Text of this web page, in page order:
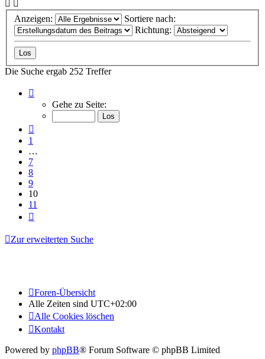
Anzeigen:
Sortiere nach:
Richtung:
Die Suche ergab 252 Treffer
10
von
Gehe zu Seite:
1
…
7
8
9
10
11
Zur erweiterten Suche
Foren-Übersicht
Alle Zeiten sind UTC+02:00
Alle Cookies löschen
Kontakt
Powered by phpBB® Forum Software © phpBB Limited